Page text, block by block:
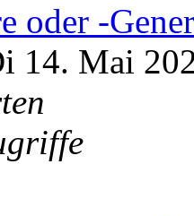
oder -
14. Mai